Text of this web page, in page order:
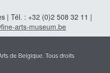
| Tél. : +32 (0)2 508 32 11 |
arts-museum.be
de Belgique. Tous droits